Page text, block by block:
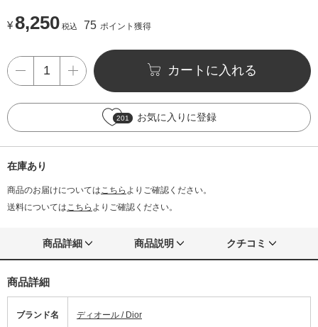
¥8,250 税込 75 ポイント獲得
カートに入れる
201 お気に入りに登録
在庫あり
商品のお届けについては こちら よりご確認ください。
送料については こちら よりご確認ください。
商品詳細 商品説明 クチコミ
商品詳細
ブランド名 ディオール / Dior